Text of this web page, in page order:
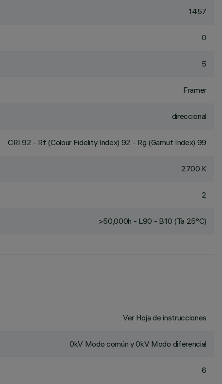
1457
0
5
Framer
direccional
CRI 92 - Rf (Colour Fidelity Index) 92 - Rg (Gamut Index) 99
2700 K
2
>50,000h - L90 - B10 (Ta 25°C)
Ver Hoja de instrucciones
0kV Modo común y 0kV Modo diferencial
6